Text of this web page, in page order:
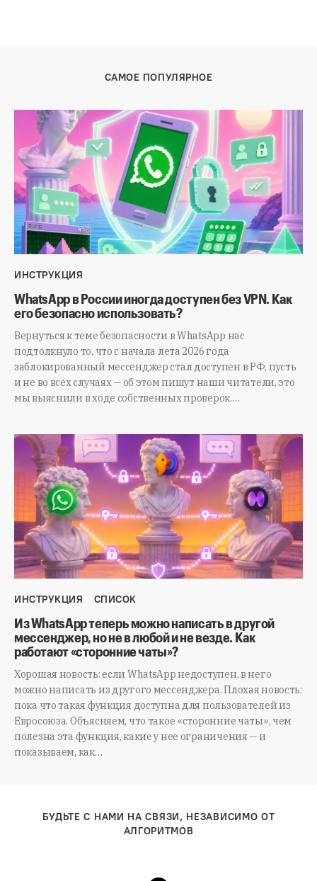
САМОЕ ПОПУЛЯРНОЕ
ИНСТРУКЦИЯ
WhatsApp в России иногда доступен без VPN. Как
его безопасно использовать?
Вернуться к теме безопасности в WhatsApp нас
подтолкнуло то, что с начала лета 2026 года
заблокированный мессенджер стал доступен в РФ, пусть
и не во всех случаях — об этом пишут наши читатели, это
мы выяснили в ходе собственных проверок.…
ИНСТРУКЦИЯ СПИСОК
Из WhatsApp теперь можно написать в другой
мессенджер, но не в любой и не везде. Как
работают «сторонние чаты»?
Хорошая новость: если WhatsApp недоступен, в него
можно написать из другого мессенджера. Плохая новость:
пока что такая функция доступна для пользователей из
Евросоюза. Объясняем, что такое «сторонние чаты», чем
полезна эта функция, какие у нее ограничения — и
показываем, как…
БУДЬТЕ С НАМИ НА СВЯЗИ, НЕЗАВИСИМО ОТ
АЛГОРИТМОВ